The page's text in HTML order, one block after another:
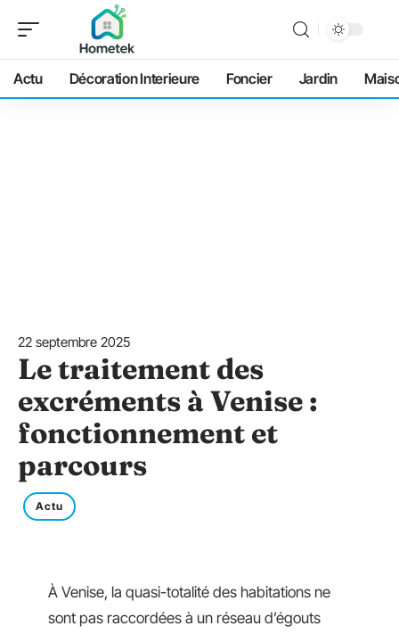
Actu Décoration Interieure Foncier Jardin
22 septembre 2025
Le traitement des
excréments à Venise :
fonctionnement et
parcours
Actu
À Venise, la quasi-totalité des habitations ne
sont pas raccordées à un réseau d’égouts